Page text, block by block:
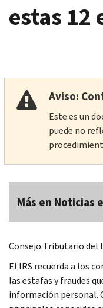
estas 12
Aviso:
Este es un
puede no
Más en Noticias
Consejo Tributario del
El IRS recuerda a los
las estafas y fraudes
información personal.